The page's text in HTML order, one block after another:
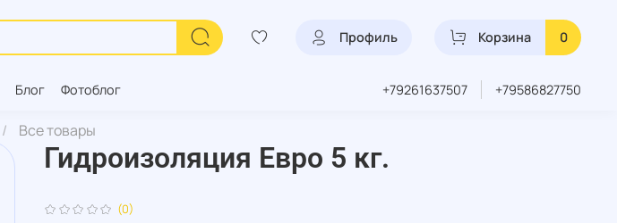
Профиль Корзина 0
Блог Фотоблог +79261637507 +79586827750
Все товары
(0)
Гидроизоляция Евро 5 кг.